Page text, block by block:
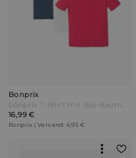
Bonprix
bonprix T-Shirt mit Bio-Baumwolle (3er Pack) Weiß
16,99 €
Bonprix | Versand: 4,95 €